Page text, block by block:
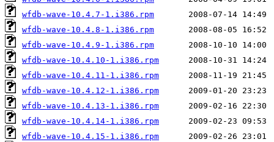
wfdb-wave-10.4.7-1.i386.rpm
wfdb-wave-10.4.8-1.i386.rpm
wfdb-wave-10.4.9-1.i386.rpm
wfdb-wave-10.4.10-1.i386.rpm
wfdb-wave-10.4.11-1.i386.rpm
wfdb-wave-10.4.12-1.i386.rpm
wfdb-wave-10.4.13-1.i386.rpm
wfdb-wave-10.4.14-1.i386.rpm
wfdb-wave-10.4.15-1.i386.rpm